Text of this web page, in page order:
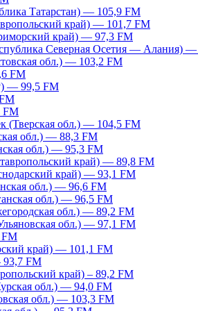
Татарстан) — 105,9 FM
край) — 101,7 FM
край) — 97,3 FM
Северная Осетия — Алания)
обл.) — 103,2 FM
FM
— 99,5 FM
FM
(Тверская обл.) — 104,5 FM
обл.) — 88,3 FM
обл.) — 95,3 FM
край) — 89,8 FM
край) — 93,1 FM
обл.) — 96,6 FM
обл.) — 96,5 FM
обл.) — 89,2 FM
обл.) — 97,1 FM
край) — 101,1 FM
93,7 FM
край) – 89,2 FM
обл.) — 94,0 FM
обл.) — 103,3 FM